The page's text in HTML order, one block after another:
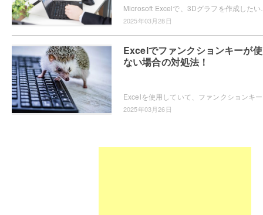
2025年03月28日
Excelでファンクションキーが
ない場合の対処法！
2025年03月26日